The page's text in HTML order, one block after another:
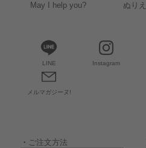
May I help you? ぬりえ
LINE Instagram
メルマガジーヌ!
・ ご注文方法